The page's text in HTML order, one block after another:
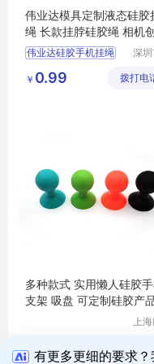
伟业达模具定制液态硅胶
绳 长款挂脖硅胶绳 相机
弹力绳
伟业达硅胶手机挂绳
伟业达模具定制液态硅胶挂绳
深
有限
￥ 0.99 拨打电
多种款式 实用懒人硅胶
支架 吸盘 可定制硅胶产
上
公司
￥ 1.30 拨打电话
有更多更细的要求